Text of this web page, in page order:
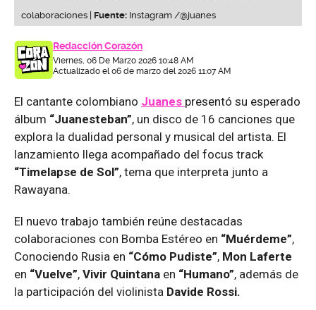
colaboraciones | Fuente: Instagram /@juanes
Redacción Corazón
Viernes, 06 De Marzo 2026 10:48 AM
Actualizado el 06 de marzo del 2026 11:07 AM
El cantante colombiano Juanes presentó su esperado
álbum “Juanesteban”, un disco de 16 canciones que
explora la dualidad personal y musical del artista. El
lanzamiento llega acompañado del focus track
“Timelapse de Sol”, tema que interpreta junto a
Rawayana.
El nuevo trabajo también reúne destacadas
colaboraciones con Bomba Estéreo en “Muérdeme”,
Conociendo Rusia en “Cómo Pudiste”, Mon Laferte
en “Vuelve”, Vivir Quintana en “Humano”, además de
la participación del violinista Davide Rossi.